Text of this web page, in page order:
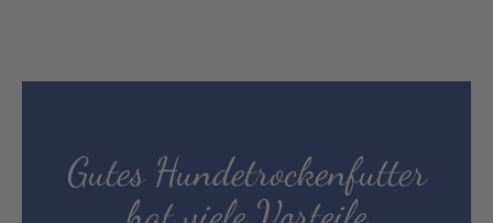
Gutes Hundetrockenfutter